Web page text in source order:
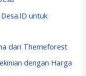
untuk
dari Themeforest
dengan Harga